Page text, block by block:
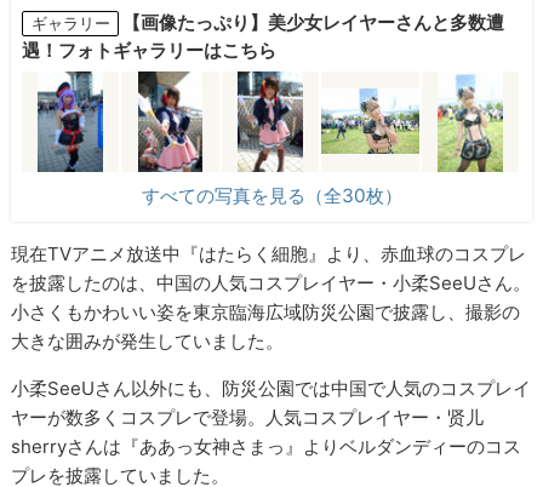
ギャラリー
【画像たっぷり】美少女レイヤーさんと多数遭
遇！フォトギャラリーはこちら
すべての写真を見る（全30枚）
現在TVアニメ放送中『はたらく細胞』より、赤血球のコスプレ
を披露したのは、中国の人気コスプレイヤー・小柔SeeUさん。
小さくもかわいい姿を東京臨海広域防災公園で披露し、撮影の
大きな囲みが発生していました。
小柔SeeUさん以外にも、防災公園では中国で人気のコスプレイ
ヤーが数多くコスプレで登場。人気コスプレイヤー・贤儿
sherryさんは『ああっ女神さまっ』よりベルダンディーのコス
プレを披露していました。